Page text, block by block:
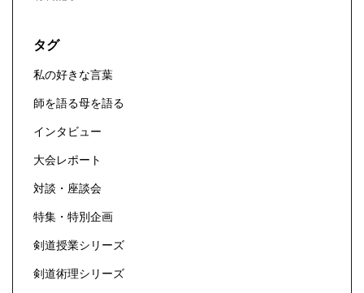
タグ
私の好きな言葉
師を語る母を語る
インタビュー
大会レポート
対談・座談会
特集・特別企画
剣道授業シリーズ
剣道術理シリーズ